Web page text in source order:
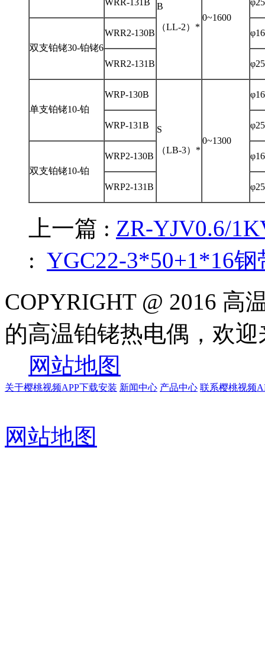
B
（LL-2）*
0~1600
WRR-131B φ25
双支铂铑30-铂铑6
WRR2-130B φ16
WRR2-131B φ25
单支铂铑10-铂
WRP-130B
S
（LB-3）*
0~1300
φ16
WRP-131B φ25
双支铂铑10-铂
WRP2-130B φ16
WRP2-131B φ25
上一篇 : ZR-YJV0.6/
: YGC22-3*50+1*16
COPYRIGHT @ 2016 高
的高温铂铑热电偶，欢
网站地图
关于樱桃视频APP下载安装 新闻中心 产品中心 联系樱桃视频
网站地图